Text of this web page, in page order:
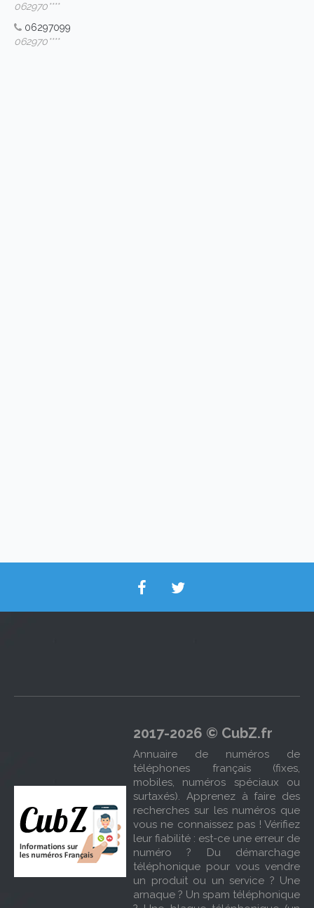
062970****
06297099
062970****
2017-2026 © CubZ.fr
Annuaire de numéros de
téléphones français (fixes,
mobiles, numéros spéciaux ou
surtaxés). Apprenez à faire des
recherches sur les numéros que
vous ne connaissez pas ! Vérifiez
leur fiabilité : est-ce une erreur de
numéro ? Du démarchage
téléphonique pour vous vendre
un produit ou un service ? Une
arnaque ? Un spam téléphonique